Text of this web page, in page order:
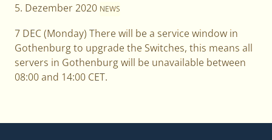
5. Dezember 2020 NEWS
7 DEC (Monday) There will be a service window in
Gothenburg to upgrade the Switches, this means all
servers in Gothenburg will be unavailable between
08:00 and 14:00 CET.